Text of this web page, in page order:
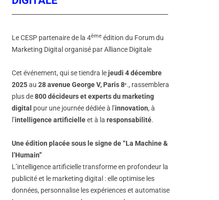
Le CESP partenaire de la 4ème édition du Forum du
Marketing Digital organisé par Alliance Digitale
Cet événement, qui se tiendra lejeudi 4 décembre
2025au 28 avenue George V, Paris 8ᵉ., rassemblera
plus de800 décideurs et experts du marketing
digital pour une journée dédiée à l’innovation, à
l’intelligence artificielleet à la responsabilité.
Une édition placée sous le signe de “La Machine &
l’Humain”
L’intelligence artificielle transforme en profondeur la
publicité et le marketing digital : elle optimise les
données, personnalise les expériences et automatise